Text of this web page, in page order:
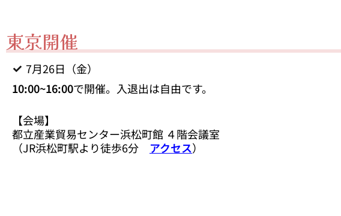
東京開催
7月26日（金）
10:00~16:00で開催。入退出は自由です。
【会場】
都立産業貿易センター浜松町館 ４階会議室
（JR浜松町駅より徒歩6分 アクセス）